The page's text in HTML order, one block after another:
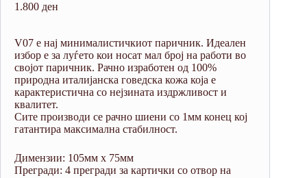
1.800 ден
V07 е нај минималистичкиот паричник. Идеален
избор е за луѓето кои носат мал број на работи во
својот паричник. Рачно изработен од 100%
природна италијанска говедска кожа која е
карактеристична со нејзината издржливост и
квалитет.
Сите производи се рачно шиени со 1мм конец кој
гатантира максимална стабилност.
Димензии: 105мм х 75мм
Прегради: 4 прегради за картички со отвор на